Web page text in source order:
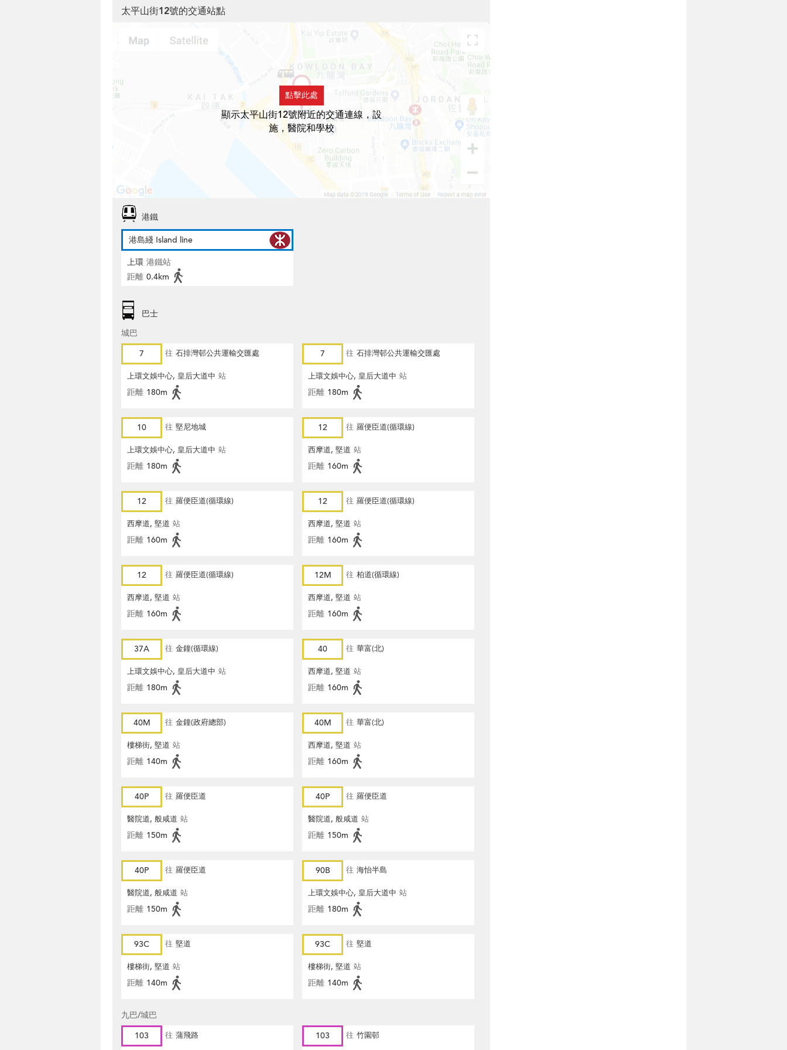
太平山街12號的交通站點
點擊此處
顯示太平山街12號附近的交通連線，設
施，醫院和學校
港鐵
港島綫 Island line
上環 港鐵站
距離 0.4km
巴士
城巴
7
往 石排灣邨公共運輸交匯處
上環文娛中心, 皇后大道中 站
距離 180m
7 往 石排灣邨公共運輸交匯處
上環文娛中心, 皇后大道中 站
距離 180m
10 往 堅尼地城
上環文娛中心, 皇后大道中 站
距離 180m
12 往 羅便臣道(循環線)
西摩道, 堅道 站
距離 160m
12 往 羅便臣道(循環線)
西摩道, 堅道 站
距離 160m
12 往 羅便臣道(循環線)
西摩道, 堅道 站
距離 160m
12 往 羅便臣道(循環線)
西摩道, 堅道 站
距離 160m
12M 往 柏道(循環線)
西摩道, 堅道 站
距離 160m
37A 往 金鐘(循環線)
上環文娛中心, 皇后大道中 站
距離 180m
40 往 華富(北)
西摩道, 堅道 站
距離 160m
40M 往 金鐘(政府總部)
樓梯街, 堅道 站
距離 140m
40M 往 華富(北)
西摩道, 堅道 站
距離 160m
40P 往 羅便臣道
醫院道, 般咸道 站
距離 150m
40P 往 羅便臣道
醫院道, 般咸道 站
距離 150m
40P 往 羅便臣道
醫院道, 般咸道 站
距離 150m
90B 往 海怡半島
上環文娛中心, 皇后大道中 站
距離 180m
93C 往 堅道
樓梯街, 堅道 站
距離 140m
93C 往 堅道
樓梯街, 堅道 站
距離 140m
九巴/城巴
103
往 蒲飛路 103 往 竹園邨